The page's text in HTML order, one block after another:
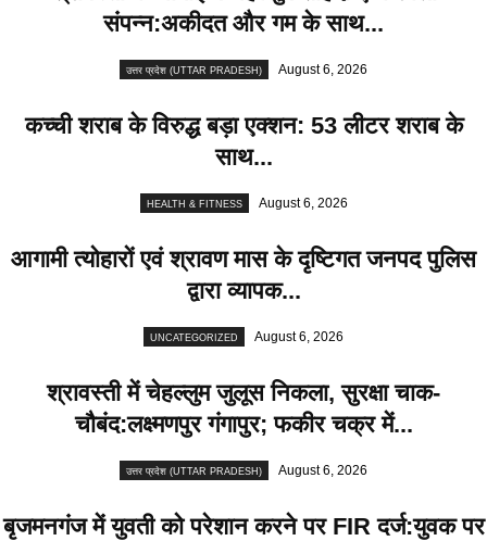
संपन्न:अकीदत और गम के साथ...
उत्तर प्रदेश (UTTAR PRADESH) August 6, 2026
कच्ची शराब के विरुद्ध बड़ा एक्शन: 53 लीटर शराब के
साथ...
HEALTH & FITNESS August 6, 2026
आगामी त्योहारों एवं श्रावण मास के दृष्टिगत जनपद पुलिस
द्वारा व्यापक...
UNCATEGORIZED August 6, 2026
श्रावस्ती में चेहल्लुम जुलूस निकला, सुरक्षा चाक-
चौबंद:लक्ष्मणपुर गंगापुर; फकीर चक्र में...
उत्तर प्रदेश (UTTAR PRADESH) August 6, 2026
बृजमनगंज में युवती को परेशान करने पर FIR दर्ज:युवक पर